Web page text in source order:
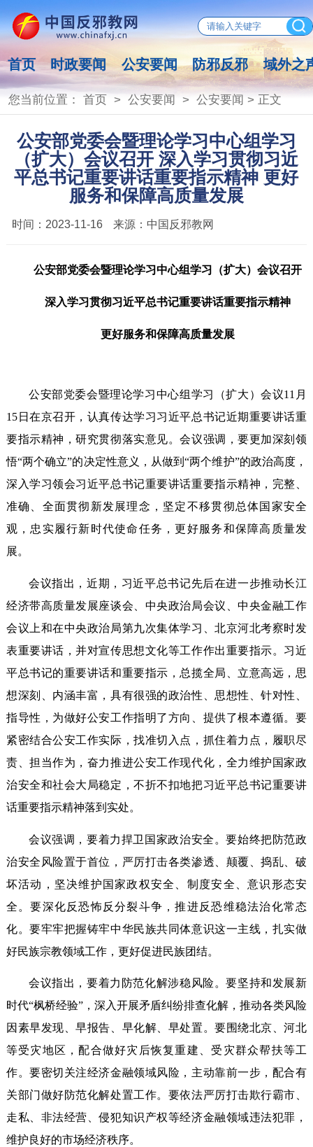
首页 时政要闻 公安要闻 防邪反邪 域外之
您当前位置： 首页> 公安要闻 > 公安要闻 > 正文
公安部党委会暨理论学习中心组学习
（扩大）会议召开 深入学习贯彻习近
平总书记重要讲话重要指示精神 更好
服务和保障高质量发展
时间： 2023-11-16 来源： 中国反邪教网
公安部党委会暨理论学习中心组学习（扩大）会议召开
深入学习贯彻习近平总书记重要讲话重要指示精神
更好服务和保障高质量发展
公安部党委会暨理论学习中心组学习（扩大）会议11月
15日在京召开，认真传达学习习近平总书记近期重要讲话重
要指示精神，研究贯彻落实意见。会议强调，要更加深刻领
悟“两个确立”的决定性意义，从做到“两个维护”的政治高度，
深入学习领会习近平总书记重要讲话重要指示精神，完整、
准确、全面贯彻新发展理念，坚定不移贯彻总体国家安全
观，忠实履行新时代使命任务，更好服务和保障高质量发
展。
会议指出，近期，习近平总书记先后在进一步推动长江
经济带高质量发展座谈会、中央政治局会议、中央金融工作
会议上和在中央政治局第九次集体学习、北京河北考察时发
表重要讲话，并对宣传思想文化等工作作出重要指示。习近
平总书记的重要讲话和重要指示，总揽全局、立意高远，思
想深刻、内涵丰富，具有很强的政治性、思想性、针对性、
指导性，为做好公安工作指明了方向、提供了根本遵循。要
紧密结合公安工作实际，找准切入点，抓住着力点，履职尽
责、担当作为，奋力推进公安工作现代化，全力维护国家政
治安全和社会大局稳定，不折不扣地把习近平总书记重要讲
话重要指示精神落到实处。
会议强调，要着力捍卫国家政治安全。要始终把防范政
治安全风险置于首位，严厉打击各类渗透、颠覆、捣乱、破
坏活动，坚决维护国家政权安全、制度安全、意识形态安
全。要深化反恐怖反分裂斗争，推进反恐维稳法治化常态
化。要牢牢把握铸牢中华民族共同体意识这一主线，扎实做
好民族宗教领域工作，更好促进民族团结。
会议指出，要着力防范化解涉稳风险。要坚持和发展新
时代“枫桥经验”，深入开展矛盾纠纷排查化解，推动各类风险
因素早发现、早报告、早化解、早处置。要围绕北京、河北
等受灾地区，配合做好灾后恢复重建、受灾群众帮扶等工
作。要密切关注经济金融领域风险，主动靠前一步，配合有
关部门做好防范化解处置工作。要依法严厉打击欺行霸市、
走私、非法经营、侵犯知识产权等经济金融领域违法犯罪，
维护良好的市场经济秩序。